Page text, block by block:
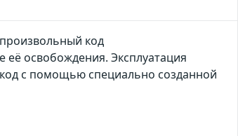
код
её освобождения. Эксплуатация
с помощью специально созданной